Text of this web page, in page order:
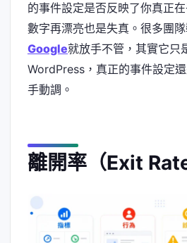
的事件設定是否反映了你真正
數字再漂亮也是失真。很多團
Google就放手不管，其實它只
WordPress，真正的事件設定
手動調。
離開率（Exit